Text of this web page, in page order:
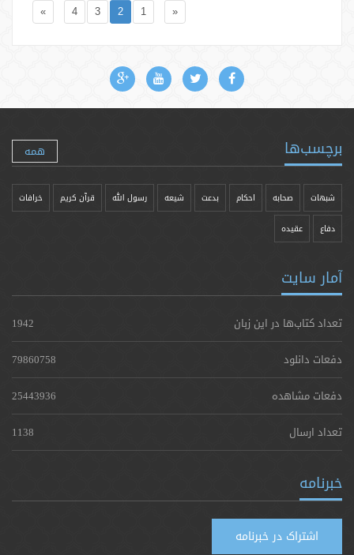
«
1
2
3
4
»
برچسب‌ها همه
شبهات صحابه احکام بدعت شیعه رسول الله قرآن کریم خرافات
دفاع عقیده
آمار سایت
تعداد کتاب‌ها در این زبان
1942
دفعات دانلود
79860758
دفعات مشاهده
25443936
تعداد ارسال
1138
خبرنامه
اشتراک در خبرنامه